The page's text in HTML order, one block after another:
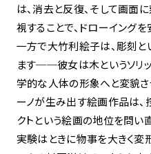
は、消去と反復、そして画面
視することで、ドローイング
一方で大竹利絵子は、彫刻
ます──彼女は木というソリ
学的な人体の形象へと変貌さ
ーノが生み出す絵画作品は、
クトという絵画の地位を問い
実験はときに物事を大きく変